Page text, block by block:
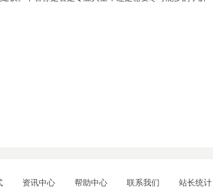
资讯中心 帮助中心 联系我们 站长统计